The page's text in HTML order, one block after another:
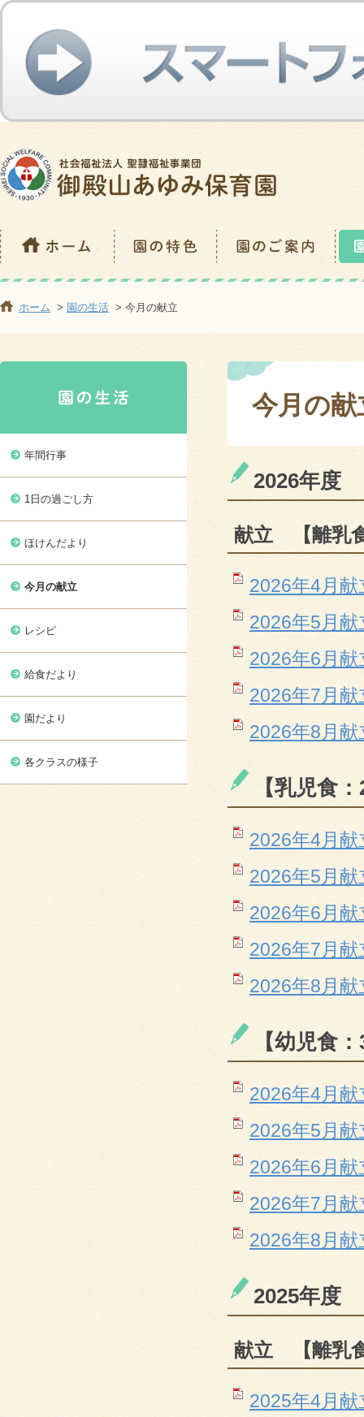
ホーム > 園の生活 > 今月の献立
今月の献
2026年度
献立 【離乳
2026年4月
2026年5月
2026年6月
2026年7月
2026年8月
【乳児食
2026年4月
2026年5月献
2026年6月
2026年7月
2026年8月
【幼児食
2026年4月
2026年5月献
2026年6月
2026年7月
2026年8月献
2025年度
献立 【離乳
2025年4月
年間行事
1日の過ごし方
ほけんだより
今月の献立
レシピ
給食だより
園だより
各クラスの様子